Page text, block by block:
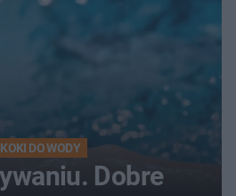
DO WODY
Dobre